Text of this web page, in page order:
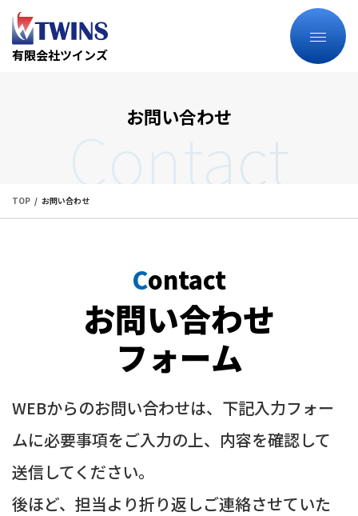
有限会社ツインズ
お問い合わせ
Contact
TOP お問い合わせ
Contact
お問い合わせ
フォーム
WEBからのお問い合わせは、下記入力フォー
ムに必要事項をご入力の上、内容を確認して
送信してください。
後ほど、担当より折り返しご連絡させていた